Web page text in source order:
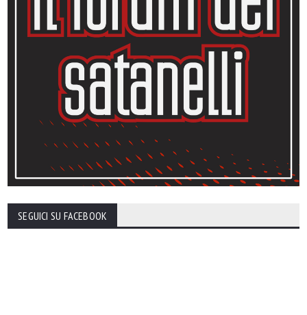
SEGUICI SU FACEBOOK